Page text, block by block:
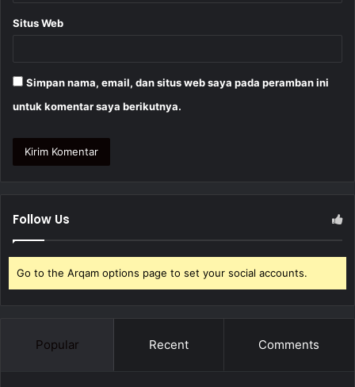
Situs Web
Simpan nama, email, dan situs web saya pada peramban ini
untuk komentar saya berikutnya.
Follow Us
Go to the Arqam options page to set your social accounts.
Popular Recent Comments